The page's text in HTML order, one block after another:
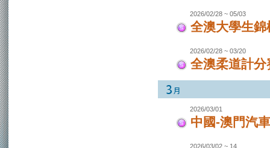
2026/02/28 ~ 05/03
全澳大學生
2026/02/28 ~ 03/20
全澳柔道計分
2026/03/01
中國-澳門汽
2026/03/02 ~ 14